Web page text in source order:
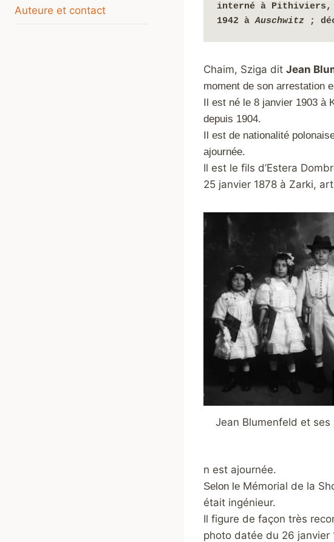
interné à Pithiviers,
1942 à Auschwitz ;
Chaim, Sziga dit Jean
moment de son arrestation
Il est né le 8 janvier 1903 à
depuis 1904.
Il est de nationalité
ajournée.
Il est le fils d’Estera
25 janvier 1878 à Zarki,
Jean Blumenfeld et
n est ajournée.
Selon le Mémorial de la
était ingénieur.
Il figure de façon très
photo datée du 26 janvier
Auteure et contact